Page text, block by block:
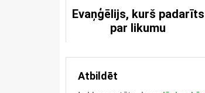
Evaņģēlijs, kurš padarīts
par likumu
Atbildēt